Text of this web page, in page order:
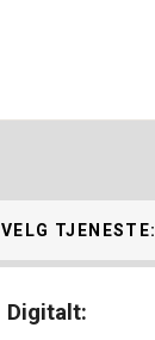
VELG TJENESTE:
Digitalt: